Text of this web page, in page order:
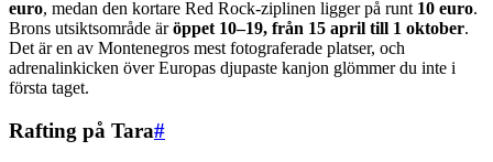
euro, medan den kortare Red Rock-ziplinen ligger på runt 10 euro.
Brons utsiktsområde äröppet 10–19, från 15 april till 1 oktober.
Det är en av Montenegros mest fotograferade platser, och
adrenalinkicken över Europas djupaste kanjon glömmer du inte i
första taget.
Rafting på Tara#